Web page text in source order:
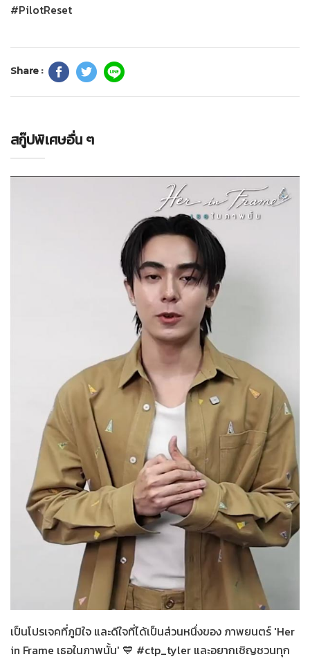
#PilotReset
Share :
สกู๊ปพิเศษอื่น ๆ
09-08-2569
Her in Frame เธอในภาพนั้น
เป็นโปรเจคที่ภูมิใจ และดีใจที่ได้เป็นส่วนหนึ่งของ ภาพยนตร์ 'Her
in Frame เธอในภาพนั้น' 💙 #ctp_tyler และอยากเชิญชวนทุก